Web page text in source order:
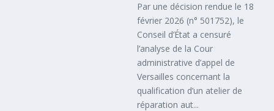
Par une décision rendue le 18
février 2026 (n° 501752), le
Conseil d’État a censuré
l’analyse de la Cour
administrative d’appel de
Versailles concernant la
qualification d’un atelier de
réparation aut...